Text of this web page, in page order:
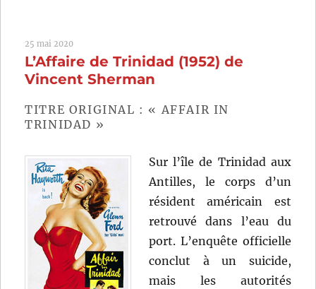
25 mai 2020
L’Affaire de Trinidad (1952) de
Vincent Sherman
TITRE ORIGINAL : « AFFAIR IN
TRINIDAD »
Sur l’île de Trinidad aux
Antilles, le corps d’un
résident américain est
retrouvé dans l’eau du
port. L’enquête officielle
conclut à un suicide,
mais les autorités